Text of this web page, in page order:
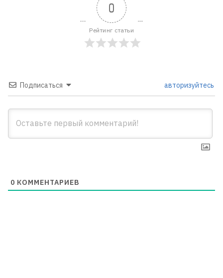
0
Рейтинг статьи
Подписаться авторизуйтесь
0 КОММЕНТАРИЕВ